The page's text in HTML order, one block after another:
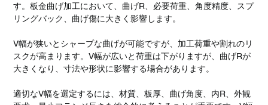
す。板金曲げ加工において、曲げR、必要荷重、角度精度、スプ
リングバック、曲げ傷に大きく影響します。
V幅が狭いとシャープな曲げが可能ですが、加工荷重や割れのリ
スクが高まります。V幅が広いと荷重は下がりますが、曲げRが
大きくなり、寸法や形状に影響する場合があります。
適切なV幅を選定するには、材質、板厚、曲げ角度、内R、外観